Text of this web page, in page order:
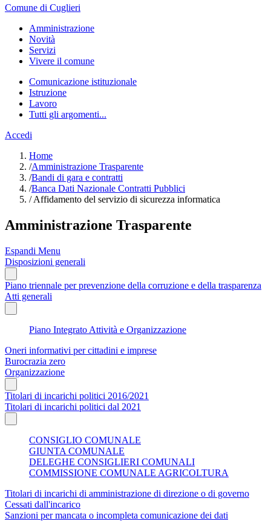
Comune di Cuglieri
Amministrazione
Novità
Servizi
Vivere il comune
Comunicazione istituzionale
Istruzione
Lavoro
Tutti gli argomenti...
Accedi
Home
/Amministrazione Trasparente
/Bandi di gara e contratti
/Banca Dati Nazionale Contratti Pubblici
/Affidamento del servizio di sicurezza informatica
Amministrazione Trasparente
Espandi Menu
Disposizioni generali
Piano triennale per prevenzione della corruzione e della trasparenza
Atti generali
Piano Integrato Attività e Organizzazione
Oneri informativi per cittadini e imprese
Burocrazia zero
Organizzazione
Titolari di incarichi politici 2016/2021
Titolari di incarichi politici dal 2021
CONSIGLIO COMUNALE
GIUNTA COMUNALE
DELEGHE CONSIGLIERI COMUNALI
COMMISSIONE COMUNALE AGRICOLTURA
Titolari di incarichi di amministrazione di direzione o di governo
Cessati dall'incarico
Sanzioni per mancata o incompleta comunicazione dei dati